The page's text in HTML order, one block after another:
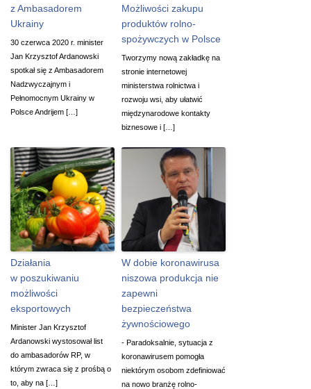
z Ambasadorem
Ukrainy
30 czerwca 2020 r. minister
Jan Krzysztof Ardanowski
spotkał się z Ambasadorem
Nadzwyczajnym i
Pełnomocnym Ukrainy w
Polsce Andrijem […]
Możliwości zakupu
produktów rolno-
spożywczych w Polsce
Tworzymy nową zakładkę na
stronie internetowej
ministerstwa rolnictwa i
rozwoju wsi, aby ułatwić
międzynarodowe kontakty
biznesowe i […]
Działania
w poszukiwaniu
możliwości
eksportowych
Minister Jan Krzysztof
Ardanowski wystosował list
do ambasadorów RP, w
którym zwraca się z prośbą o
to, aby na […]
W dobie koronawirusa
niszowa produkcja nie
zapewni
bezpieczeństwa
żywnościowego
- Paradoksalnie, sytuacja z
koronawirusem pomogła
niektórym osobom zdefiniować
na nowo branżę rolno-